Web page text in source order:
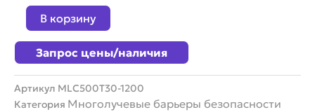
Завеса
безопасности
многолучевая
Leuze
1200
В корзину
Запрос цены/наличия
Артикул MLC500T30-1200
Категория Многолучевые барьеры безопасности